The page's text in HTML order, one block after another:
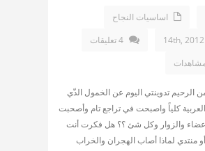
اساسيات النجاح
4 تعليقات
الرحيم تدوينتي اليوم عن الخمول الذّي
كلياً واصبحت في تراجع تام وأصحبت
والزوار وكل شئ ؟؟ هل فكرت أنت
منتدي لماذا أصاب الهجران والخراب